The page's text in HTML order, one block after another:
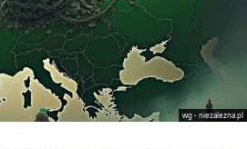
wg - niezalezna.pl